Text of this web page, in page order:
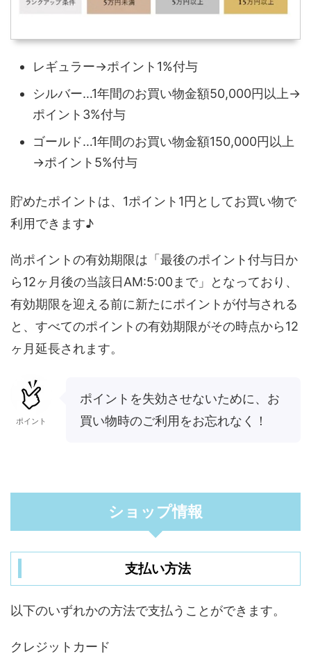
レギュラー→ポイント1%付与
シルバー…1年間のお買い物金額50,000円以上→
ポイント3%付与
ゴールド…1年間のお買い物金額150,000円以上
→ポイント5%付与
貯めたポイントは、1ポイント1円としてお買い物で
利用できます♪
尚ポイントの有効期限は「最後のポイント付与日か
ら12ヶ月後の当該日AM:5:00まで」となっており、
有効期限を迎える前に新たにポイントが付与される
と、すべてのポイントの有効期限がその時点から12
ヶ月延長されます。
ポイント
ポイントを失効させないために、お
買い物時のご利用をお忘れなく！
ショップ情報
支払い方法
以下のいずれかの方法で支払うことができます。
クレジットカード